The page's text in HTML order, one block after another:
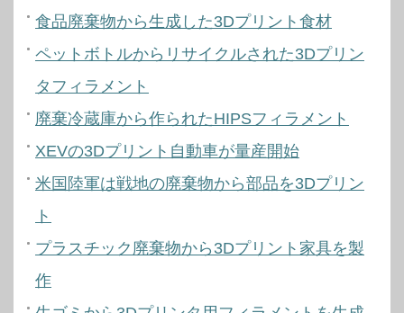
食品廃棄物から生成した3Dプリント食材
ペットボトルからリサイクルされた3Dプリン
タフィラメント
廃棄冷蔵庫から作られたHIPSフィラメント
XEVの3Dプリント自動車が量産開始
米国陸軍は戦地の廃棄物から部品を3Dプリン
ト
プラスチック廃棄物から3Dプリント家具を製
作